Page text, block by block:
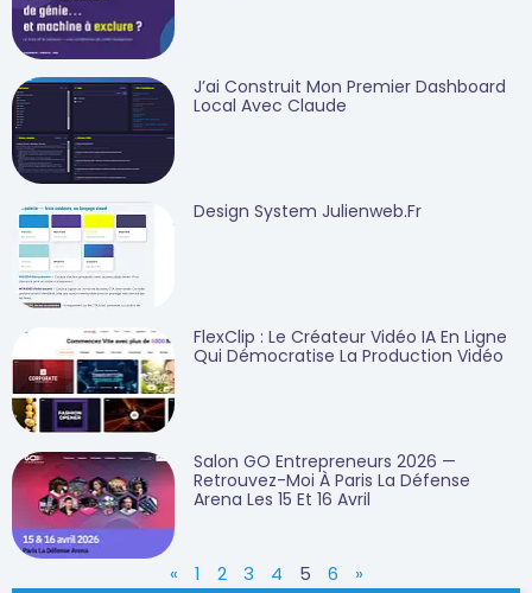
J’ai Construit Mon Premier Dashboard
Local Avec Claude
Design System Julienweb.fr
FlexClip : Le Créateur Vidéo IA En Ligne
Qui Démocratise La Production Vidéo
Salon GO Entrepreneurs 2026 —
Retrouvez-Moi À Paris La Défense
Arena Les 15 Et 16 Avril
« 1 2 3 4 5 6 »